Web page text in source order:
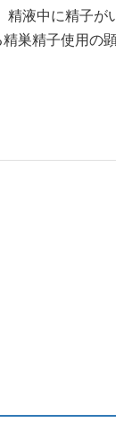
精液中に精子が
巣精子使用の